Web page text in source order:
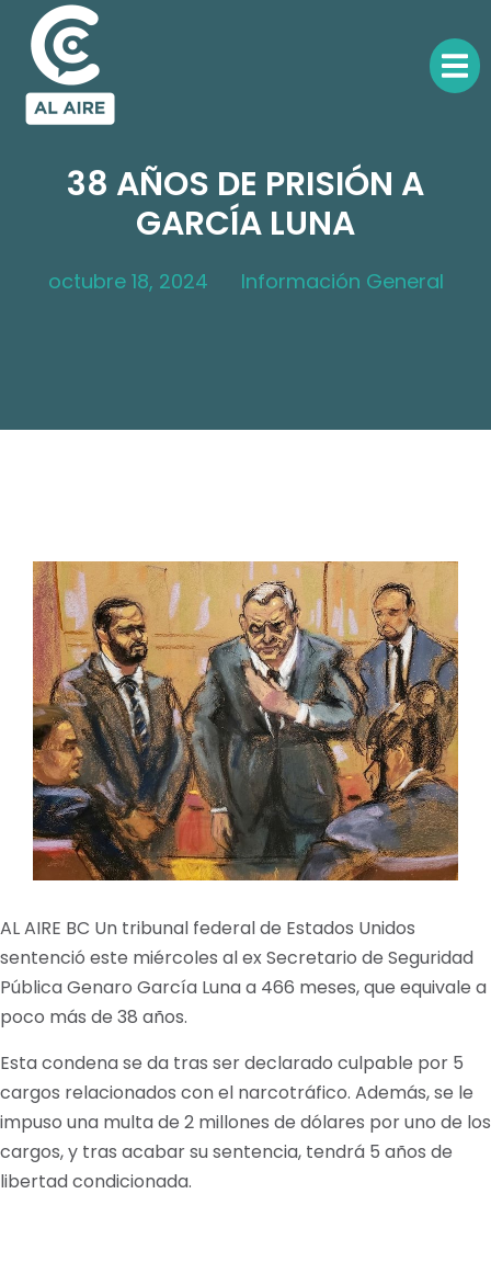
38 AÑOS DE PRISIÓN A
GARCÍA LUNA
octubre 18, 2024 Información General
AL AIRE BC Un tribunal federal de Estados Unidos
sentenció este miércoles al ex Secretario de Seguridad
Pública Genaro García Luna a 466 meses, que equivale a
poco más de 38 años.
Esta condena se da tras ser declarado culpable por 5
cargos relacionados con el narcotráfico. Además, se le
impuso una multa de 2 millones de dólares por uno de los
cargos, y tras acabar su sentencia, tendrá 5 años de
libertad condicionada.